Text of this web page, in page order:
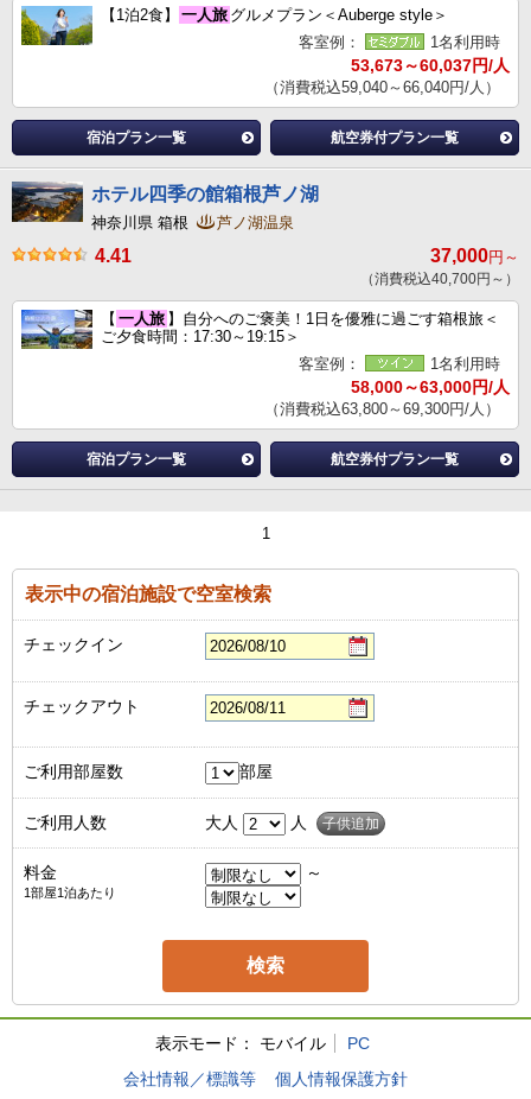
【1泊2食】 一人旅 グルメプラン＜Auberge style＞
客室例：
1名利用時
53,673～60,037円/人
（消費税込59,040～66,040円/人）
宿泊プラン一覧 航空券付プラン一覧
ホテル四季の館箱根芦ノ湖
神奈川県 箱根 芦ノ湖温泉
4.41 37,000円～
（消費税込40,700円～）
【 一人旅 】自分へのご褒美！1日を優雅に過ごす箱根旅＜
ご夕食時間：17:30～19:15＞
客室例：
1名利用時
58,000～63,000円/人
（消費税込63,800～69,300円/人）
宿泊プラン一覧 航空券付プラン一覧
1
表示中の宿泊施設で空室検索
チェックイン
チェックアウト
ご利用部屋数 部屋
ご利用人数 大人 人 子供追加
料金
1部屋1泊あたり
～
表示モード： モバイル
PC
会社情報／標識等
個人情報保護方針